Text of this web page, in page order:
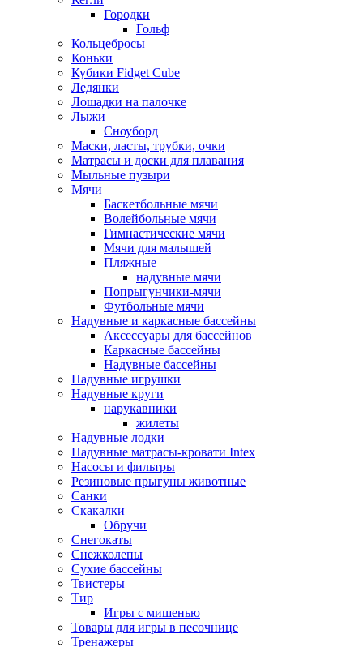
Городки
Гольф
Кольцебросы
Коньки
Кубики Fidget Cube
Ледянки
Лошадки на палочке
Лыжи
Сноуборд
Маски, ласты, трубки, очки
Матрасы и доски для плавания
Мыльные пузыри
Мячи
Баскетбольные мячи
Волейбольные мячи
Гимнастические мячи
Мячи для малышей
Пляжные
надувные мячи
Попрыгунчики-мячи
Футбольные мячи
Надувные и каркасные бассейны
Аксессуары для бассейнов
Каркасные бассейны
Надувные бассейны
Надувные игрушки
Надувные круги
нарукавники
жилеты
Надувные лодки
Надувные матрасы-кровати Intex
Насосы и фильтры
Резиновые прыгуны животные
Санки
Скакалки
Обручи
Снегокаты
Снежколепы
Сухие бассейны
Твистеры
Тир
Игры с мишенью
Товары для игры в песочнице
Тренажеры